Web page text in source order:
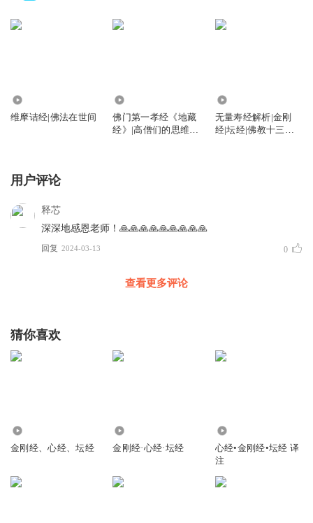
维摩诘经|佛法在世间
佛门第一孝经《地藏
经》|高僧们的思维智
无量寿经解析|金刚
经|坛经|佛教十三经|
用户评论
释芯
深深地感恩老师！🙏🙏🙏🙏🙏🙏🙏🙏🙏
回复 2024-03-13 0
查看更多评论
猜你喜欢
金刚经、心经、坛经 金刚经·心经·坛经
心经•金刚经•坛经 译
注